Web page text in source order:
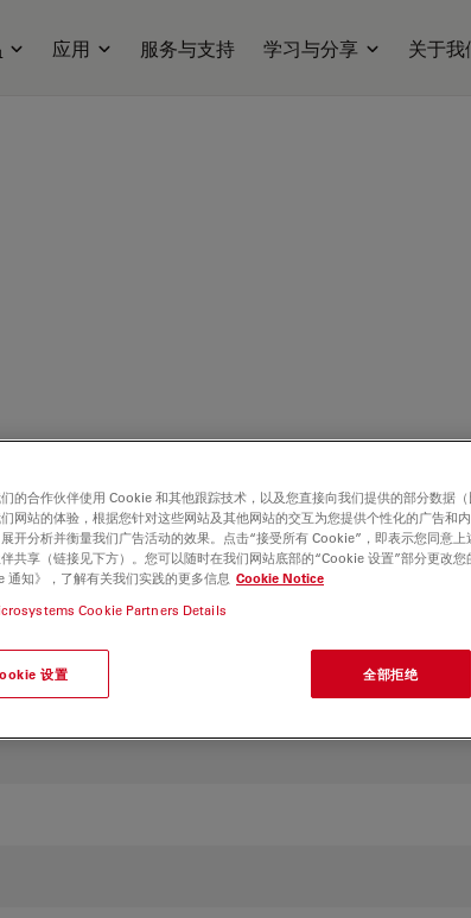
应用 服务与支持 学习与分享 关于我
度：505毫米，重约18千克（视配置而定）
捕捉按钮、内置检偏镜插槽、符合ISO 22196标准的AgTreat抗
的合作伙伴使用 Cookie 和其他跟踪技术，以及您直接向我们提供的部分数据
网站的体验，根据您针对这些网站及其他网站的交互为您提供个性化的广告和
开分析并衡量我们广告活动的效果。点击“接受所有 Cookie”，即表示您同意
共享（链接见下方）。您可以随时在我们网站底部的“Cookie 设置”部分更改
通知》，了解有关我们实践的更多信息 Cookie Notice
Cookie Partners Details
设置 全部拒绝